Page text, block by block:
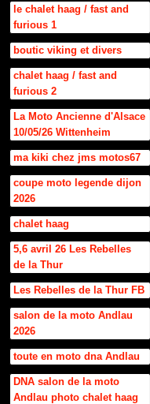
le chalet haag / fast and
furious 1
boutic viking et divers
chalet haag / fast and
furious 2
La Moto Ancienne d'Alsace
10/05/26 Wittenheim
ma kiki chez jms motos67
coupe moto legende dijon
2026
chalet haag
5,6 avril 26 Les Rebelles
de la Thur
Les Rebelles de la Thur FB
salon de la moto Andlau
2026
toute en moto dna Andlau
DNA salon de la moto
Andlau photo chalet haag